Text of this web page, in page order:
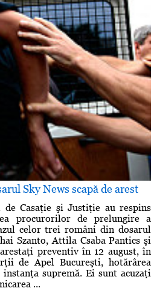
Sky News scapă de arest
Casaţie şi Justiţie au respins
procurorilor de prelungire a
celor trei români din dosarul
Szanto, Attila Csaba Pantics şi
preventiv în 12 august, în
de Apel Bucureşti, hotărârea
supremă. Ei sunt acuzaţi
...